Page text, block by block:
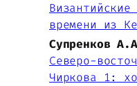
времени из
Супренков
Северо-
Чиркова 1: